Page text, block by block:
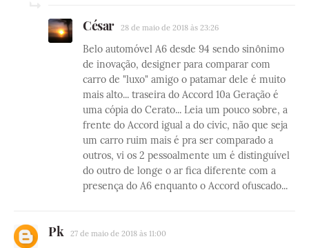
César 28 de maio de 2018 às 23:26
Belo automóvel A6 desde 94 sendo sinônimo
de inovação, designer para comparar com
carro de "luxo" amigo o patamar dele é muito
mais alto... traseira do Accord 10a Geração é
uma cópia do Cerato... Leia um pouco sobre, a
frente do Accord igual a do civic, não que seja
um carro ruim mais é pra ser comparado a
outros, vi os 2 pessoalmente um é distinguível
do outro de longe o ar fica diferente com a
presença do A6 enquanto o Accord ofuscado...
Pk 27 de maio de 2018 às 11:00